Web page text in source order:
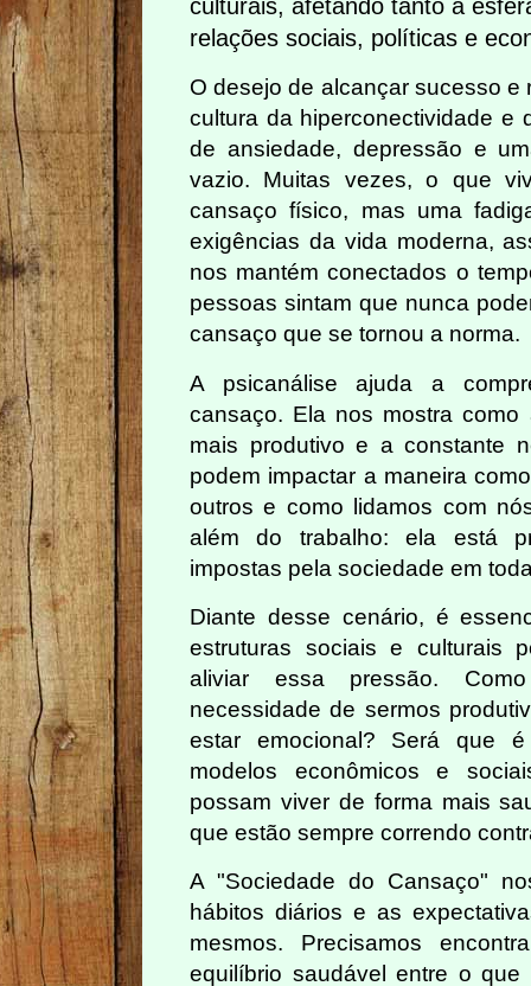
culturais, afetando tanto a
relações sociais, políticas e
O desejo de alcançar sucesso
cultura da hiperconectividade e
de ansiedade, depressão e
vazio. Muitas vezes, o que
cansaço físico, mas uma
exigências da vida moderna,
nos mantém conectados o
pessoas sintam que nunca
cansaço que se tornou a norma.
A psicanálise ajuda a
cansaço. Ela nos mostra
mais produtivo e a constante
podem impactar a maneira
outros e como lidamos com
além do trabalho: ela está
impostas pela sociedade em
Diante desse cenário, é
estruturas sociais e culturais
aliviar essa pressão.
necessidade de sermos
estar emocional? Será que
modelos econômicos e
possam viver de forma mais
que estão sempre correndo
A "Sociedade do Cansaço"
hábitos diários e as
mesmos. Precisamos
equilíbrio saudável entre o